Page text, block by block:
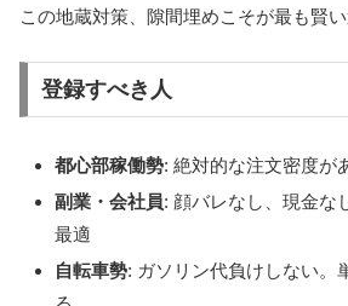
この地蔵対策、隙間埋めこそが最も賢い
登録すべき人
都心部稼働勢: 絶対的な注文密度が
副業・会社員: 顔バレなし、現金な
最適
自転車勢: ガソリン代負けしない。